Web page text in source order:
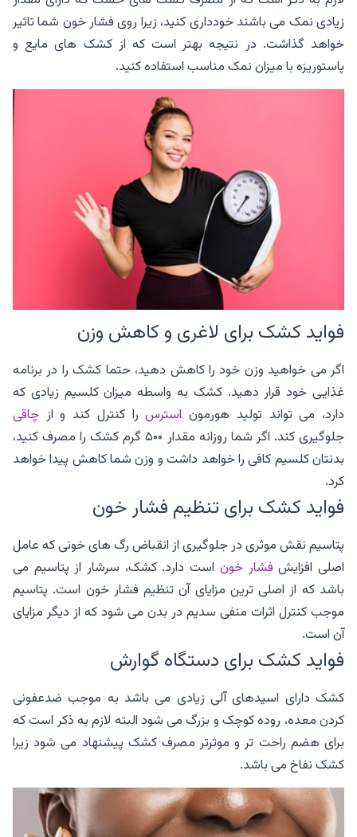
زیادی نمک می باشند خودداری کنید، زیرا روی فشار خون شما تاثیر
خواهد گذاشت. در نتیجه بهتر است که از کشک های مایع و
پاستوریزه با میزان نمک مناسب استفاده کنید.
فواید کشک برای لاغری و کاهش وزن
اگر می خواهید وزن خود را کاهش دهید، حتما کشک را در برنامه
غذایی خود قرار دهید. کشک به واسطه میزان کلسیم زیادی که
دارد، می تواند تولید هورمون استرسرا کنترل کند و از چاقی
جلوگیری کند. اگر شما روزانه مقدار ۵۰۰ گرم کشک را مصرف کنید،
بدنتان کلسیم کافی را خواهد داشت و وزن شما کاهش پیدا خواهد
کرد.
فواید کشک برای تنظیم فشار خون
پتاسیم نقش موثری در جلوگیری از انقباض رگ های خونی که عامل
اصلی افزایش فشار خون است دارد. کشک، سرشار از پتاسیم می
باشد که از اصلی ترین مزایای آن تنظیم فشار خون است. پتاسیم
موجب کنترل اثرات منفی سدیم در بدن می شود که از دیگر مزایای
آن است.
فواید کشک برای دستگاه گوارش
کشک دارای اسیدهای آلی زیادی می باشد به موجب ضدعفونی
کردن معده، روده کوچک و بزرگ می شود البته لازم به ذکر است که
برای هضم راحت تر و موثرتر مصرف کشک پیشنهاد می شود زیرا
کشک نفاخ می باشد.